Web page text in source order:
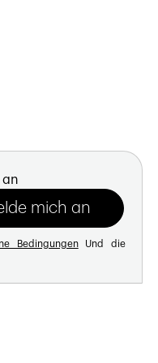
an
BedingungenUnd die